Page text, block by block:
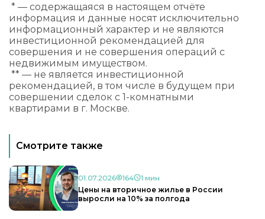
* — содержащаяся в настоящем отчёте
информация и данные носят исключительно
информационный характер и не являются
инвестиционной рекомендацией для
совершения и не совершения операций с
недвижимым имуществом.
** — не является инвестиционной
рекомендацией, в том числе в будущем при
совершении сделок с 1-комнатными
квартирами в г. Москве.
Смотрите также
01.07.2026 164
1 мин
Цены на вторичное жилье в России
выросли на 10% за полгода